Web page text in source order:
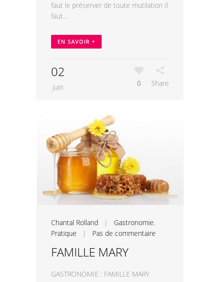
faut le préserver de toute mutilation Il
faut...
EN SAVOIR +
02
juin 0 Share
Chantal Rolland | Gastronomie,
Pratique | Pas de commentaire
FAMILLE MARY
GASTRONOMIE : FAMILLE MARY